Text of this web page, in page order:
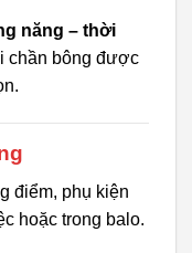
năng – thời
chần bông được
điểm, phụ kiện
hoặc trong balo.